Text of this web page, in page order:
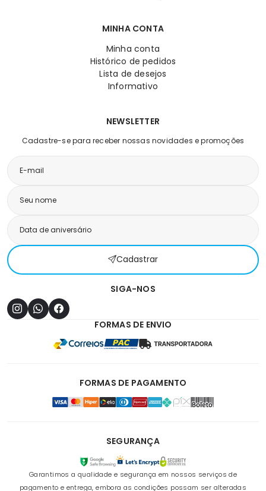
MINHA CONTA
Minha conta
Histórico de pedidos
Lista de desejos
Informativo
NEWSLETTER
Cadastre-se para receber nossas novidades e promoções
Cadastrar
SIGA-NOS
FORMAS DE ENVIO
FORMAS DE PAGAMENTO
SEGURANÇA
Garantimos a qualidade e segurança em nossos serviços de
pagamento e entrega, embora as condições possam ser alteradas